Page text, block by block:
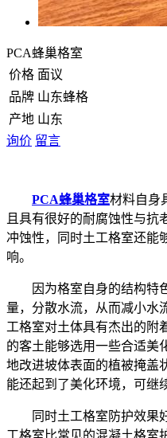
PCA蜂巢格室
价格 面议
品牌 山东蜂格
产地 山东
询价 留言
PCA蜂巢格室材料自身
且具有很好的耐腐蚀性与抗
冲蚀性，同时土工格室还能
响。
因为格室自身的结构特
量，分散水流，从而减小水
工格室对土体具有杰出的附
的客土能够选用一些合适美
地改进坡体表面的植被掩盖
能还起到了美化环境，可继
同时土工格室防护效果
工格室比常见的混凝土格室